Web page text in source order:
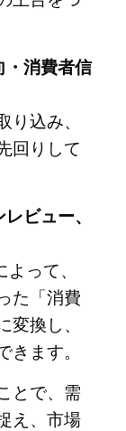
消費者信
込み、
回りして
ビュー、
って、
た「消費
換し、
ます。
とで、需
え、市場